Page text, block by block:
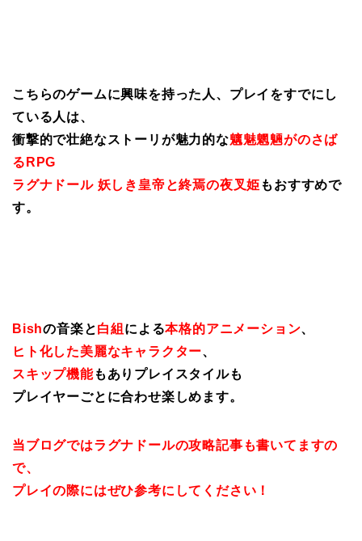
こちらのゲームに興味を持った人、プレイをすでにし
ている人は、
衝撃的で壮絶なストーリが魅力的な魑魅魍魎がのさば
るRPG
ラグナドール 妖しき皇帝と終焉の夜叉姫 もおすすめで
す。
Bishの音楽と白組 による本格的アニメーション、
ヒト化した美麗なキャラクター、
スキップ機能もありプレイスタイルも
プレイヤーごとに合わせ楽しめます。
当ブログではラグナドールの攻略記事も書いてますの
で、
プレイの際にはぜひ参考にしてください！